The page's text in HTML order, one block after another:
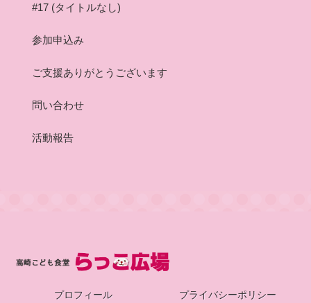
#17 (タイトルなし)
参加申込み
ご支援ありがとうございます
問い合わせ
活動報告
プロフィール プライバシーポリシー